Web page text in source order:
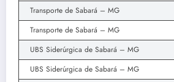
Transporte de Sabará – MG
Transporte de Sabará – MG
UBS Siderúrgica de Sabará – MG
UBS Siderúrgica de Sabará – MG